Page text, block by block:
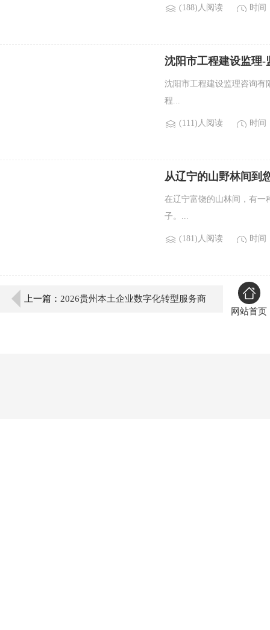
(188)人阅读 时间
沈阳市工程建设监理
沈阳市工程建设监理咨询有
程...
(111)人阅读 时间
从辽宁的山野林间到
在辽宁富饶的山林间，有
子。...
(181)人阅读 时间
上一篇： 2026贵州本土企业数字化转型服务商
网站首页